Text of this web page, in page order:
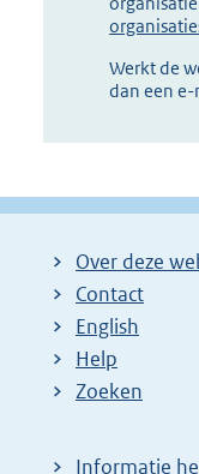
Werkt de
dan een
Over deze
Contact
English
Help
Zoeken
Informatie